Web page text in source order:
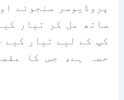
پروڈیوسر سنجوئے
ساتھ مل کر تیار
کپ کے لیے تیار کیے
حصہ ہے، جس کا